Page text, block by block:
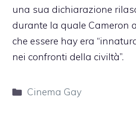
una sua dichiarazione
durante la quale Cameron
che essere hay era
nei confronti della civiltà”.
Categorie
Cinema Gay